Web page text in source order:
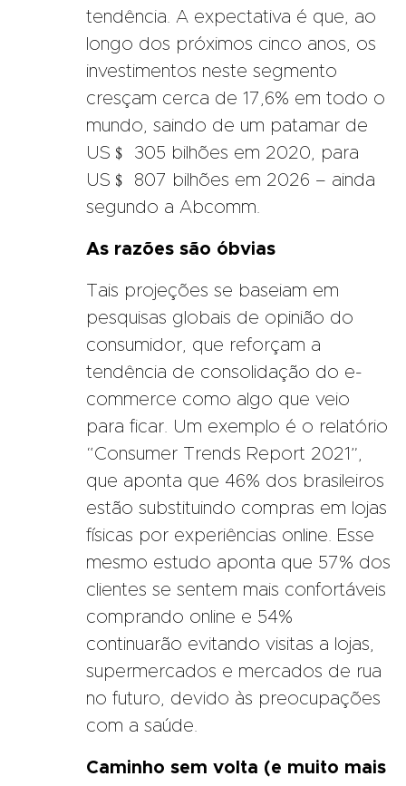
tendência. A expectativa é que, ao
longo dos próximos cinco anos, os
investimentos neste segmento
cresçam cerca de 17,6% em todo o
mundo, saindo de um patamar de
US﹩ 305 bilhões em 2020, para
US﹩ 807 bilhões em 2026 – ainda
segundo a Abcomm.
As razões são óbvias
Tais projeções se baseiam em
pesquisas globais de opinião do
consumidor, que reforçam a
tendência de consolidação do e-
commerce como algo que veio
para ficar. Um exemplo é o relatório
“Consumer Trends Report 2021”,
que aponta que 46% dos brasileiros
estão substituindo compras em lojas
físicas por experiências online. Esse
mesmo estudo aponta que 57% dos
clientes se sentem mais confortáveis
comprando online e 54%
continuarão evitando visitas a lojas,
supermercados e mercados de rua
no futuro, devido às preocupações
com a saúde.
Caminho sem volta (e muito mais